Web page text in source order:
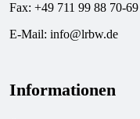
Fax: +49 711 99 88 70-69
E-Mail: info@lrbw.de
Informationen